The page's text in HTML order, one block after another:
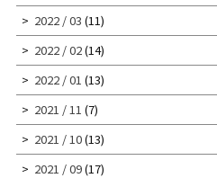
2022 / 03 (11)
2022 / 02(14)
2022 / 01 (13)
2021 / 11 (7)
2021 / 10(13)
2021 / 09(17)